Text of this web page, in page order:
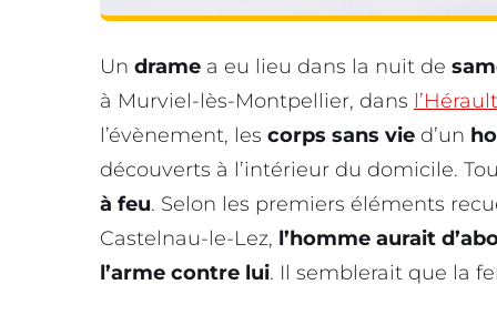
Un drame a eu lieu dans la nuit de
à Murviel-lès-Montpellier, dans l’Hérault
l’évènement, les corps sans vie d’un
découverts à l’intérieur du domicile.
à feu. Selon les premiers éléments
Castelnau-le-Lez, l’homme aurait
l’arme contre lui. Il semblerait que la